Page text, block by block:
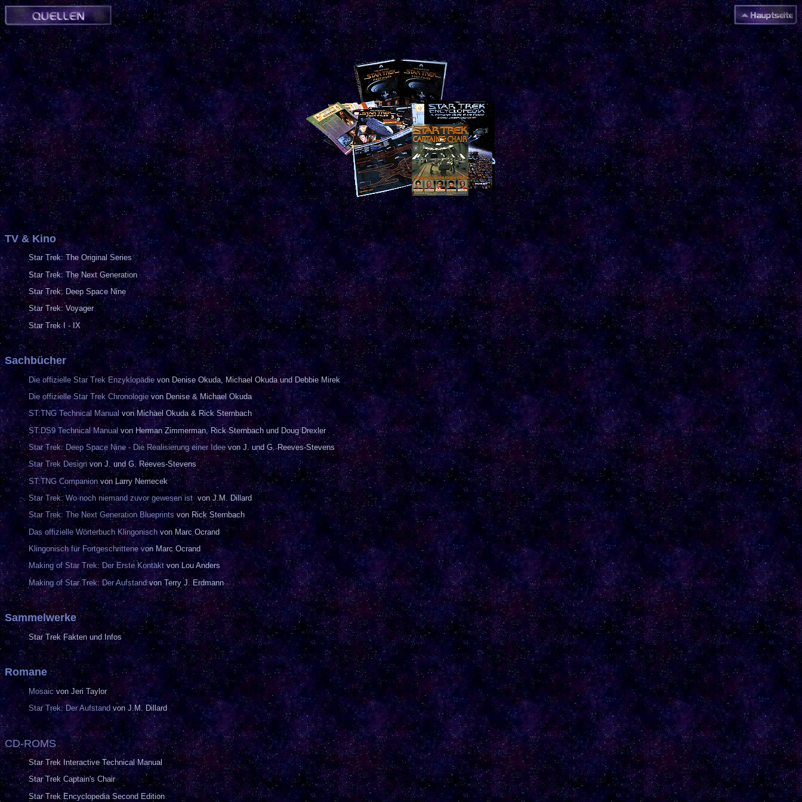
TV & Kino
Star Trek: The Original Series
Star Trek: The Next Generation
Star Trek: Deep Space Nine
Star Trek: Voyager
Star Trek I - IX
Sachbücher
Die offizielle Star Trek Enzyklopädie von Denise Okuda, Michael Okuda und Debbie Mirek
Die offizielle Star Trek Chronologievon Denise & Michael Okuda
ST:TNG Technical Manual von Michael Okuda & Rick Sternbach
ST:DS9 Technical Manual von Herman Zimmerman, Rick Sternbach und Doug Drexler
Star Trek: Deep Space Nine - Die Realisierung einer Ideevon J. und G. Reeves-Stevens
Star Trek Design von J. und G. Reeves-Stevens
ST:TNG CompanionvonLarry Nemecek
Star Trek: Wo noch niemand zuvor gewesen istvon J.M. Dillard
Star Trek: The Next Generation Blueprintsvon Rick Sternbach
Das offizielle Wörterbuch Klingonisch von Marc Ocrand
Klingonisch für Fortgeschrittene von Marc Ocrand
Making of Star Trek: Der Erste Kontaktvon Lou Anders
Making of Star Trek: Der Aufstandvon Terry J. Erdmann
Sammelwerke
Star Trek Fakten und Infos
Romane
Mosaic von Jeri Taylor
Star Trek: Der Aufstand von J.M. Dillard
CD-ROMS
Star Trek Interactive Technical Manual
Star Trek Captain's Chair
Star Trek Encyclopedia Second Edition